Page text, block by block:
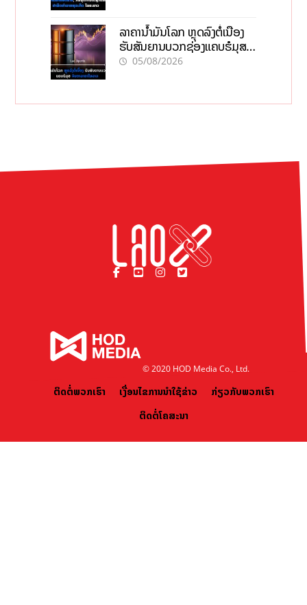
ລາຄານ້ຳມັນໂລກ ຫຼຸດລົງຕໍ່ເນື່ອງ
ຮັບສັນຍານບວກຊ່ອງແຄບຮໍມຸສ
ຈັບຕາລາຄາໃນລາວ
05/08/2026
© 2020 HOD Media Co., Ltd.
ຕິດຕໍ່ພວກເຮົາ ເງື່ອນໄຂການນຳໃຊ້ຂ່າວ
ກ່ຽວກັບພວກເຮົາ
ຕິດຕໍ່ໂຄສະນາ